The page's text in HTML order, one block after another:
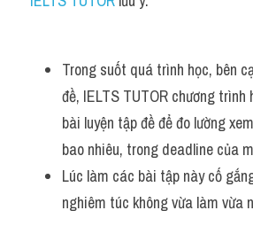
Trong suốt quá trình học, bên
đề, IELTS TUTOR chương
bài luyện tập đề để đo lường
bao nhiêu, trong deadline của
Lúc làm các bài tập này cố
nghiêm túc không vừa làm vừa